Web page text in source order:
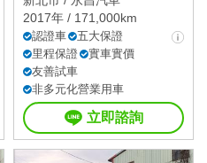
2017年 / 171,000km
認證車
五大保證
里程保證
實車實價
友善試車
非多元化營業用車
立即諮詢